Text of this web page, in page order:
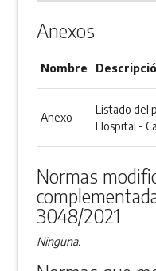
Anexos
Nombre
Anexo
Listado del
Hospital -
Normas
3048/2021
Ninguna.